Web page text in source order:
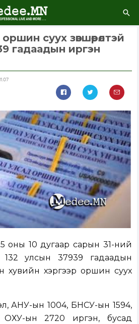
суух зөвшөөрөлтэй
гадаадын иргэн
оны 10 дугаар сарын 31-ний
132 улсын 37939 гадаадын
хувийн хэргээр оршин суух
АНУ-ын 1004, БНСУ-ын 1594,
ОХУ-ын 2720 иргэн, бусад